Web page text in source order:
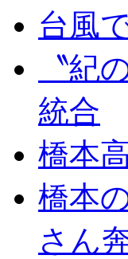
台風
〝紀
統合
橋本
橋本
さん